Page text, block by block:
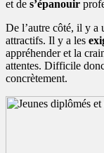
et de s’épanouir
De l’autre côté, il y a
attractifs. Il y a les
appréhender et la
attentes. Difficile
concrètement.